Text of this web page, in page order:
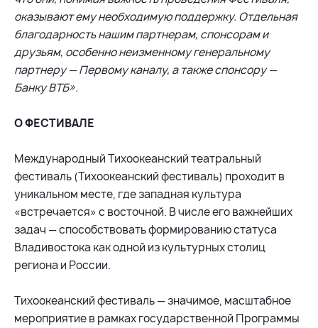
оказывают ему необходимую поддержку. Отдельная
благодарность нашим партнерам, спонсорам и
друзьям, особенно неизменному генеральному
партнеру — Первому каналу, а также спонсору —
Банку ВТБ».
О ФЕСТИВАЛЕ
Международный Тихоокеанский театральный
фестиваль (Тихоокеанский фестиваль) проходит в
уникальном месте, где западная культура
«встречается» с восточной. В числе его важнейших
задач — способствовать формированию статуса
Владивостока как одной из культурных столиц
региона и России.
Тихоокеанский фестиваль — значимое, масштабное
мероприятие в рамках государственной Программы